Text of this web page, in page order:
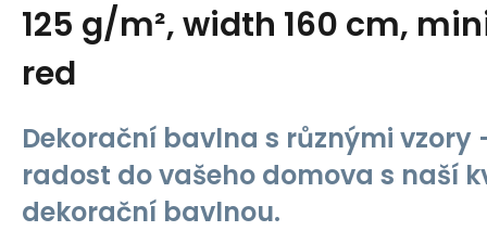
125 g/m², width 160 cm,
red
Dekorační bavlna s různými vzory
radost do vašeho domova s naší
dekorační bavlnou.